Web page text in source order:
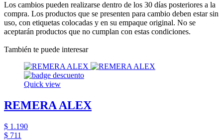
Los cambios pueden realizarse dentro de los 30 días posteriores a la
compra. Los productos que se presenten para cambio deben estar sin
uso, con etiquetas colocadas y en su empaque original. No se
aceptarán productos que no cumplan con estas condiciones.
También te puede interesar
Quick view
REMERA ALEX
$ 1.190
$ 711